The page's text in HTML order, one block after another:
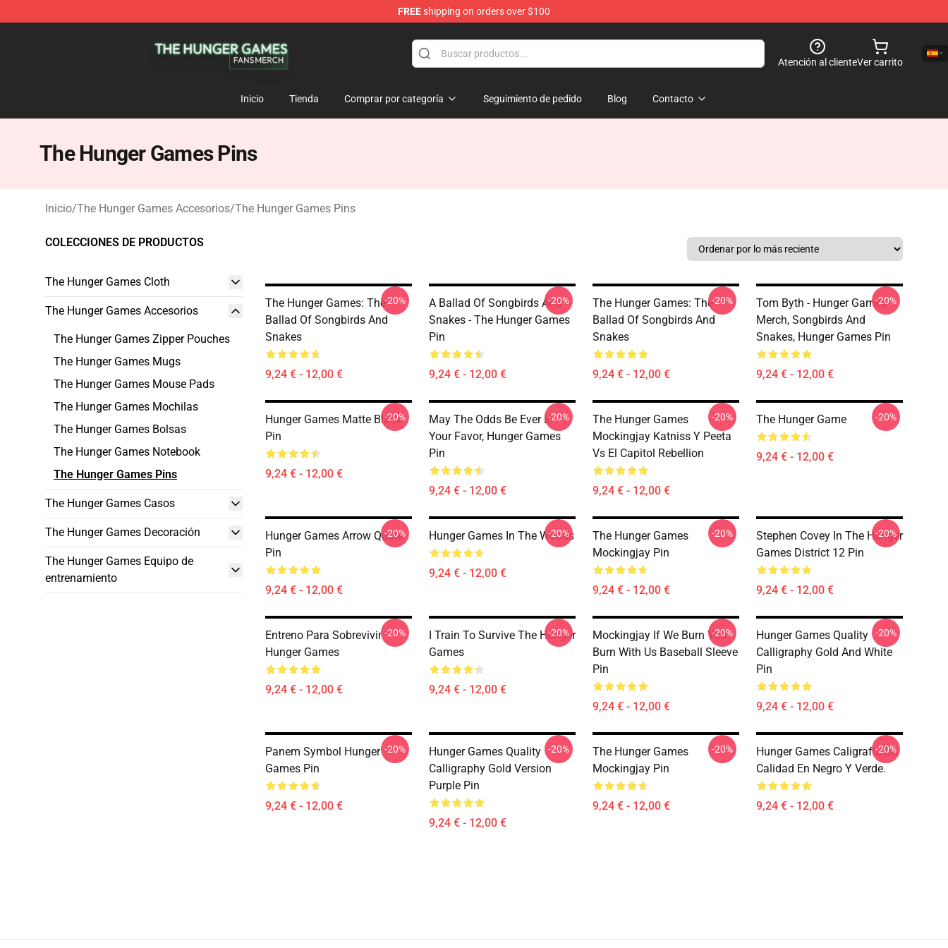
FREEshipping on orders over $100
Atención al clienteVer carrito
Inicio Tienda Comprar por categoría Seguimiento de pedido Blog Contacto
The Hunger Games Pins
Inicio/The Hunger Games Accesorios/The Hunger Games Pins
COLECCIONES DE PRODUCTOS
The Hunger Games Cloth
The Hunger Games Accesorios
The Hunger Games Zipper Pouches
The Hunger Games Mugs
The Hunger Games Mouse Pads
The Hunger Games Mochilas
The Hunger Games Bolsas
The Hunger Games Notebook
The Hunger Games Pins
The Hunger Games Casos
The Hunger Games Decoración
The Hunger Games Equipo de
entrenamiento
The Hunger Games: The
Ballad Of Songbirds And
Snakes
9,24 € - 12,00 €
-20%
A Ballad Of Songbirds And
Snakes - The Hunger Games
Pin
9,24 € - 12,00 €
-20%
The Hunger Games: The
Ballad Of Songbirds And
Snakes
9,24 € - 12,00 €
-20%
Tom Byth - Hunger Games
Merch, Songbirds And
Snakes, Hunger Games Pin
9,24 € - 12,00 €
-20%
Hunger Games Matte Black
Pin
9,24 € - 12,00 €
-20%
May The Odds Be Ever In
Your Favor, Hunger Games
Pin
9,24 € - 12,00 €
-20%
The Hunger Games
Mockingjay Katniss Y Peeta
Vs El Capitol Rebellion
9,24 € - 12,00 €
-20% The Hunger Game
9,24 € - 12,00 €
-20%
Hunger Games Arrow Quote
Pin
9,24 € - 12,00 €
-20% Hunger Games In The Woods
9,24 € - 12,00 €
-20%
The Hunger Games
Mockingjay Pin
9,24 € - 12,00 €
-20%
Stephen Covey In The Hunger
Games District 12 Pin
9,24 € - 12,00 €
-20%
Entreno Para Sobrevivir
Hunger Games
9,24 € - 12,00 €
-20%
I Train To Survive The Hunger
Games
9,24 € - 12,00 €
-20%
Mockingjay If We Burn You
Burn With Us Baseball Sleeve
Pin
9,24 € - 12,00 €
-20%
Hunger Games Quality
Calligraphy Gold And White
Pin
9,24 € - 12,00 €
-20%
Panem Symbol Hunger
Games Pin
9,24 € - 12,00 €
-20%
Hunger Games Quality
Calligraphy Gold Version
Purple Pin
9,24 € - 12,00 €
-20%
The Hunger Games
Mockingjay Pin
9,24 € - 12,00 €
-20%
Hunger Games Caligrafía De
Calidad En Negro Y Verde.
9,24 € - 12,00 €
-20%